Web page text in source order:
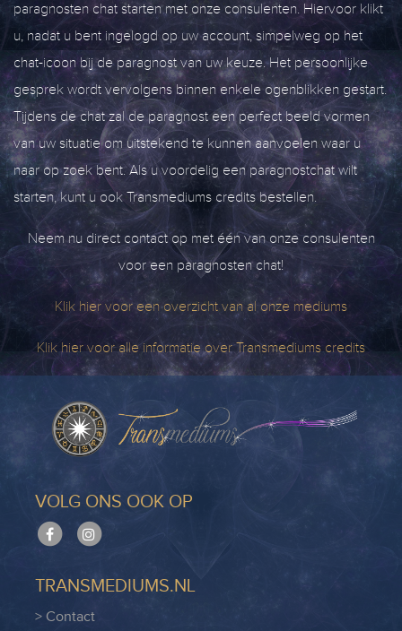
paragnosten chat starten met onze consulenten. Hiervoor klikt
u, nadat u bent ingelogd op uw account, simpelweg op het
chat-icoon bij de paragnost van uw keuze. Het persoonlijke
gesprek wordt vervolgens binnen enkele ogenblikken gestart.
Tijdens de chat zal de paragnost een perfect beeld vormen
van uw situatie om uitstekend te kunnen aanvoelen waar u
naar op zoek bent. Als u voordelig een paragnostchat wilt
starten, kunt u ook Transmediums credits bestellen.
Neem nu direct contact op met één van onze consulenten
voor een paragnosten chat!
Klik hier voor een overzicht van al onze mediums
Klik hier voor alle informatie over Transmediums credits
VOLG ONS OOK OP
TRANSMEDIUMS.NL
> Contact